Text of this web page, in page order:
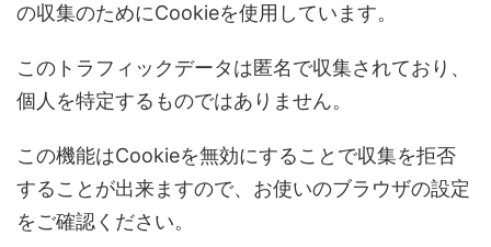
の収集のためにCookieを使用しています。
このトラフィックデータは匿名で収集されており、
個人を特定するものではありません。
この機能はCookieを無効にすることで収集を拒否
することが出来ますので、お使いのブラウザの設定
をご確認ください。